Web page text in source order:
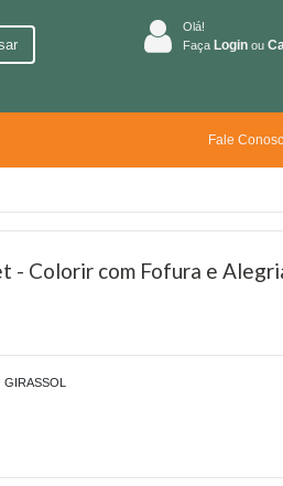
Olá!
Faça Login ou
Fale
- Colorir com Fofura e
GIRASSOL